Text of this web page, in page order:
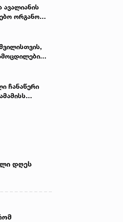
ავალიანის
ორგანო
-
იყო -
ჩანაწერი
როგორ
დანაშაული
თუმცა
ხდება -
დღეს